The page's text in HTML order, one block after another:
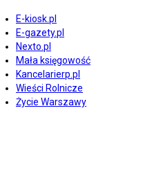
E-kiosk.pl
E-gazety.pl
Nexto.pl
Mała księgowość
Kancelarierp.pl
Wieści Rolnicze
Życie Warszawy